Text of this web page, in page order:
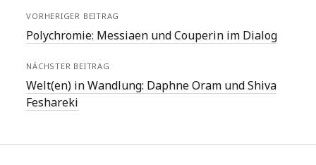
VORHERIGER BEITRAG
Polychromie: Messiaen und Couperin im Dialog
NÄCHSTER BEITRAG
Welt(en) in Wandlung: Daphne Oram und Shiva
Feshareki